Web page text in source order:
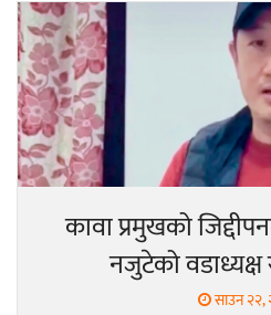
कावा प्रमुखको
नजुटेको
साउन २२,